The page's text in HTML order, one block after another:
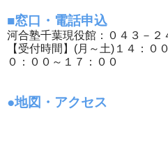
■窓口・電話申込
河合塾千葉現役館：０４３－２
【受付時間】(月～土)１４：
０：００～１７：００
●地図・アクセス